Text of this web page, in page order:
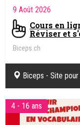
9 Août 2026
Cours en
Réviser et
Biceps.ch
Biceps - Site
4 - 16 ans